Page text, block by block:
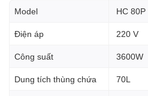
1. Đặc điểm nổi
hút bụi HICLEAN
Model HC 80P
Điện áp 220 V
Công suất 3600W
Dung tích thùng chứa 70L